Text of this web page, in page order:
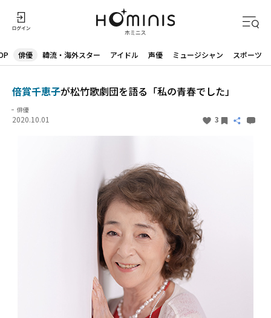
俳優 韓流・海外スター アイドル 声優 ミュージシャン スポーツ
倍賞千恵子が松竹歌劇団を語る「私の青春でした」
俳優
2020.10.01 3